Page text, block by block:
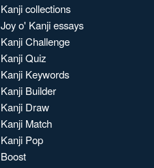
Kanji collections
Joy o' Kanji essays
Kanji Challenge
Kanji Quiz
Kanji Keywords
Kanji Builder
Kanji Draw
Kanji Match
Kanji Pop
Boost